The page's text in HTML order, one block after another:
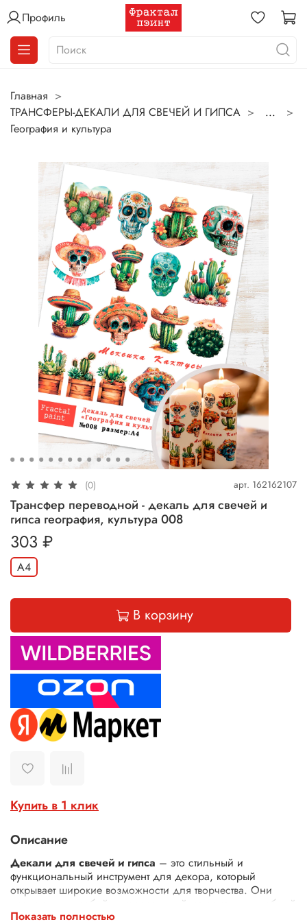
Профиль
Главная
ТРАНСФЕРЫ-ДЕКАЛИ ДЛЯ СВЕЧЕЙ И ГИПСА
...
География и культура
(0) арт. 162162107
Трансфер переводной - декаль для свечей и
гипса география, культура 008
303 ₽
А4
В корзину
Купить в 1 клик
Описание
Декали для свечей и гипса – это стильный и
функциональный инструмент для декора, который
открывает широкие возможности для творчества. Они
представляют собой универсальный материал, способный
преобразить не только свечи и гипсовые изделия, но и
Показать полностью